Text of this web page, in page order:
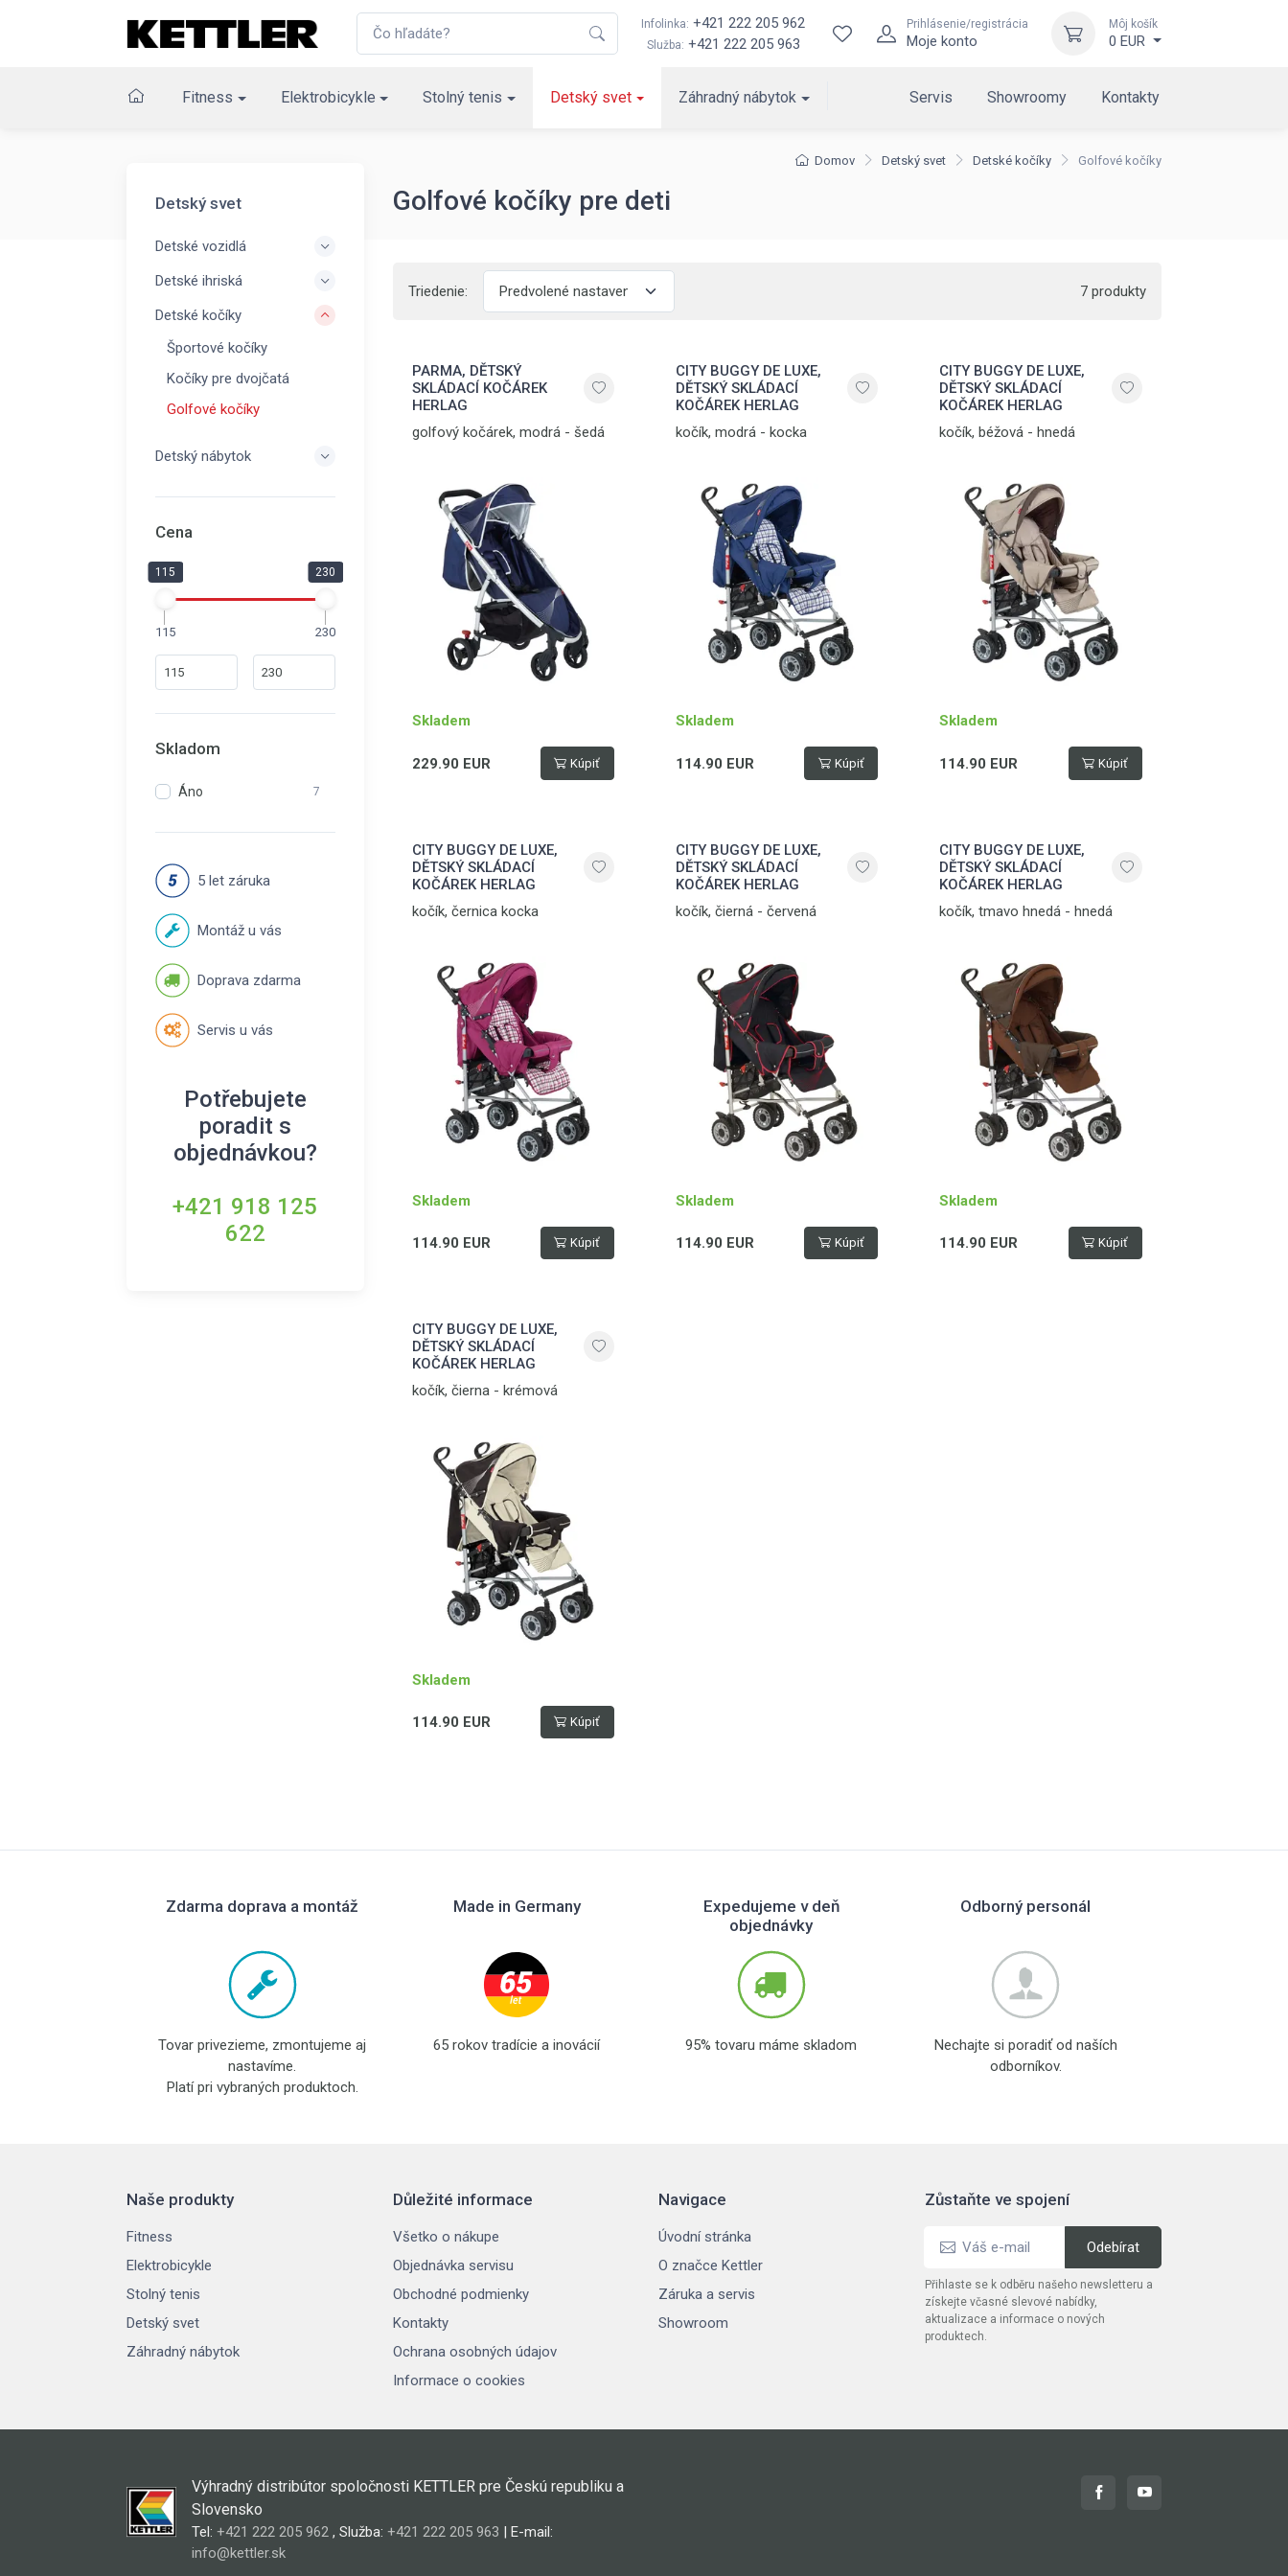
Infolinka: +421 222 205 962
Služba: +421 222 205 963
Prihlásenie/registrácia
Moje konto
Môj košík
0 EUR
Fitness Elektrobicykle Stolný tenis Detský svet Záhradný nábytok Servis Showroomy Kontakty
Domov Detský svet Detské kočíky Golfové kočíky
Golfové kočíky pre deti
Detský svet
Detské vozidlá
Detské ihriská
Detské kočíky
Športové kočíky
Kočíky pre dvojčatá
Golfové kočíky
Detský nábytok
Cena
115 230
115 230
Skladom
Áno 7
5 let záruka
Montáž u vás
Doprava zdarma
Servis u vás
Potřebujete
poradit s
objednávkou?
+421 918 125
622
Triedenie: 7 produkty
PARMA, DĚTSKÝ
SKLÁDACÍ KOČÁREK
HERLAG
golfový kočárek, modrá - šedá
Skladem
229.90 EUR Kúpiť
CITY BUGGY DE LUXE,
DĚTSKÝ SKLÁDACÍ
KOČÁREK HERLAG
kočík, modrá - kocka
Skladem
114.90 EUR Kúpiť
CITY BUGGY DE LUXE,
DĚTSKÝ SKLÁDACÍ
KOČÁREK HERLAG
kočík, béžová - hnedá
Skladem
114.90 EUR Kúpiť
CITY BUGGY DE LUXE,
DĚTSKÝ SKLÁDACÍ
KOČÁREK HERLAG
kočík, černica kocka
Skladem
114.90 EUR Kúpiť
CITY BUGGY DE LUXE,
DĚTSKÝ SKLÁDACÍ
KOČÁREK HERLAG
kočík, čierná - červená
Skladem
114.90 EUR Kúpiť
CITY BUGGY DE LUXE,
DĚTSKÝ SKLÁDACÍ
KOČÁREK HERLAG
kočík, tmavo hnedá - hnedá
Skladem
114.90 EUR Kúpiť
CITY BUGGY DE LUXE,
DĚTSKÝ SKLÁDACÍ
KOČÁREK HERLAG
kočík, čierna - krémová
Skladem
114.90 EUR Kúpiť
Zdarma doprava a montáž
Tovar privezieme, zmontujeme aj
nastavíme.
Platí pri vybraných produktoch.
Made in Germany
65 rokov tradície a inovácií
Expedujeme v deň
objednávky
95% tovaru máme skladom
Odborný personál
Nechajte si poradiť od naších
odborníkov.
Naše produkty
Fitness
Elektrobicykle
Stolný tenis
Detský svet
Záhradný nábytok
Důležité informace
Všetko o nákupe
Objednávka servisu
Obchodné podmienky
Kontakty
Ochrana osobných údajov
Informace o cookies
Navigace
Úvodní stránka
O značce Kettler
Záruka a servis
Showroom
Zůstaňte ve spojení
Přihlaste se k odběru našeho newsletteru a
získejte včasné slevové nabídky,
aktualizace a informace o nových
produktech.
Výhradný distribútor spoločnosti KETTLER pre Českú republiku a
Slovensko
Tel: +421 222 205 962, Služba: +421 222 205 963 | E-mail:
info@kettler.sk